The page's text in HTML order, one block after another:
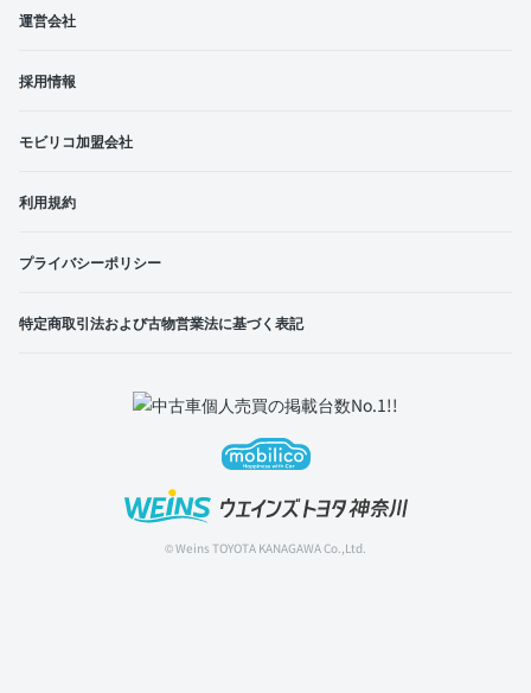
運営会社
採用情報
モビリコ加盟会社
利用規約
プライバシーポリシー
特定商取引法および古物営業法に基づく表記
© Weins TOYOTA KANAGAWA Co.,Ltd.